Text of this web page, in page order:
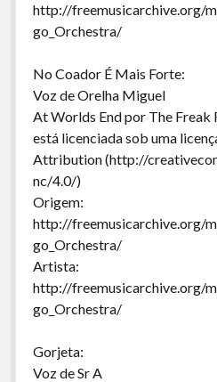
http://freemusicarchive.org/
go_Orchestra/
No Coador É Mais Forte:
Voz de Orelha Miguel
At Worlds End por The Freak
está licenciada sob uma
Attribution (http://
nc/4.0/)
Origem:
http://freemusicarchive.org/
go_Orchestra/
Artista:
http://freemusicarchive.org/
go_Orchestra/
Gorjeta:
Voz de Sr A